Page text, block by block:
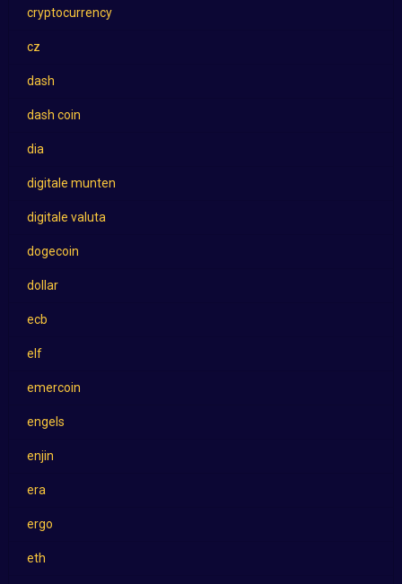
cryptocurrency
cz
dash
dash coin
dia
digitale munten
digitale valuta
dogecoin
dollar
ecb
elf
emercoin
engels
enjin
era
ergo
eth